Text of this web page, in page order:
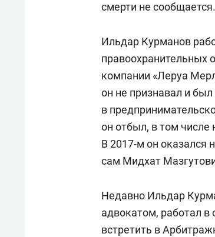
смерти не сообщается.
Ильдар Курманов
правоохранительных
компании «Леруа
он не признавал и
в
он отбыл, в том
В 2017-м он оказался
сам Мидхат
Недавно Ильдар
адвокатом, работал
встретить в